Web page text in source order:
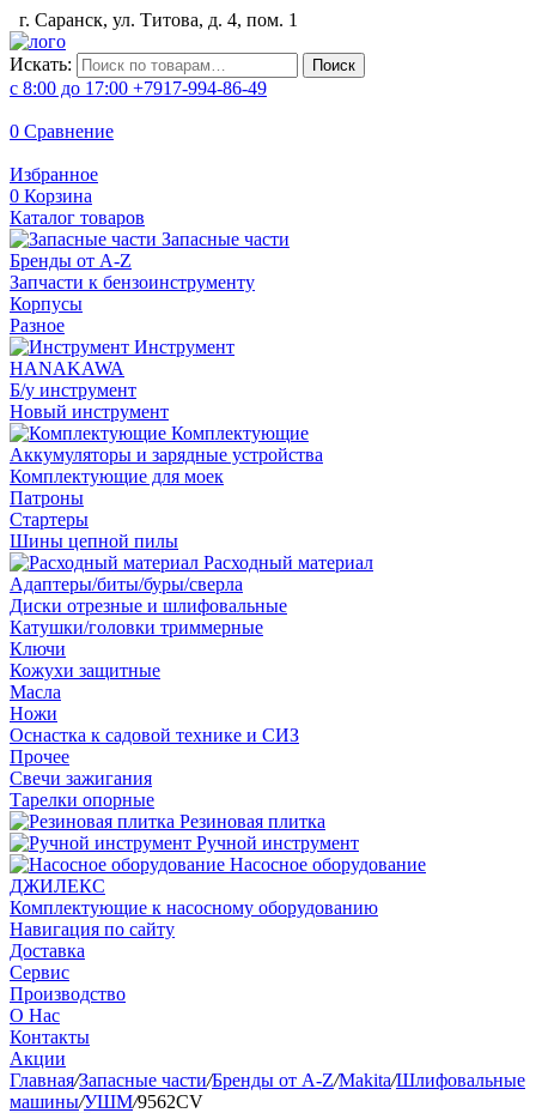
г. Саранск, ул. Титова, д. 4, пом. 1
Искать: Поиск
с 8:00 до 17:00 +7917-994-86-49
0 Сравнение
Избранное
0 Корзина
Каталог товаров
Запасные части
Бренды от A-Z
Запчасти к бензоинструменту
Корпусы
Разное
Инструмент
HANAKAWA
Б/у инструмент
Новый инструмент
Комплектующие
Аккумуляторы и зарядные устройства
Комплектующие для моек
Патроны
Стартеры
Шины цепной пилы
Расходный материал
Адаптеры/биты/буры/сверла
Диски отрезные и шлифовальные
Катушки/головки триммерные
Ключи
Кожухи защитные
Масла
Ножи
Оснастка к садовой технике и СИЗ
Прочее
Свечи зажигания
Тарелки опорные
Резиновая плитка
Ручной инструмент
Насосное оборудование
ДЖИЛЕКС
Комплектующие к насосному оборудованию
Навигация по сайту
Доставка
Сервис
Производство
О Нас
Контакты
Акции
Главная/Запасные части/Бренды от A-Z/Makita/Шлифовальные
машины/УШМ/9562CV